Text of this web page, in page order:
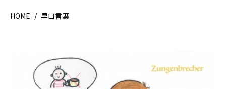
HOME
観光ガイド
ライフスタイル
HOME / 早口言葉